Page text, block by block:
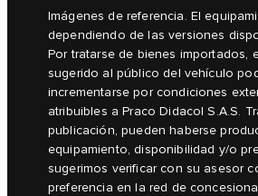
Imágenes de referencia. El
dependiendo de las versiones
Por tratarse de bienes importados,
sugerido al público del vehículo
incrementarse por condiciones
atribuibles a Praco Didacol S.A.S.
publicación, pueden haberse
equipamiento, disponibilidad y/o
sugerimos verificar con su asesor
preferencia en la red de